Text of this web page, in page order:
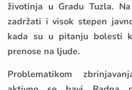
životinja u Gradu Tuzla.
zadržati i visok stepen
kada su u pitanju bolesti
prenose na ljude.
Problematikom